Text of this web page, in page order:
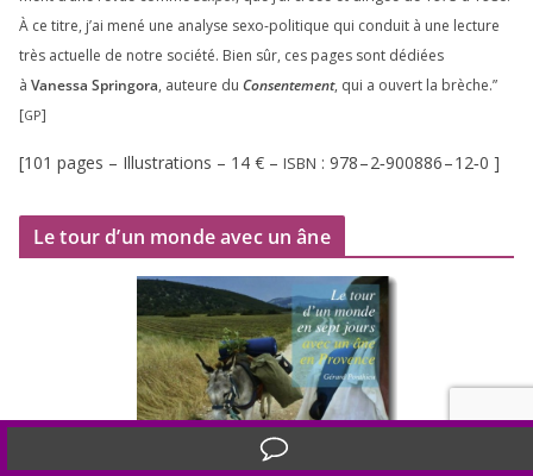
À ce titre, j’ai mené une ana­lyse sexo-poli­tique qui conduit à une lec­ture
très actuelle de notre socié­té. Bien sûr, ces pages sont dédiées
à Vanessa Springora, auteure du Consentement, qui a ouvert la brèche.”
[GP]
[101 pages – Illustrations – 14 € – ISBN : 978–2‑900886–12‑0 ]
Le tour d’un monde avec un âne